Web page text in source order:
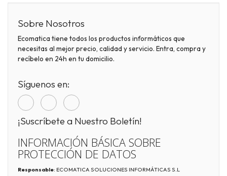
Sobre Nosotros
Ecomatica tiene todos los productos informáticos que
necesitas al mejor precio, calidad y servicio. Entra, compra y
recíbelo en 24h en tu domicilio.
Síguenos en:
¡Suscríbete a Nuestro Boletín!
INFORMACIÓN BÁSICA SOBRE
PROTECCIÓN DE DATOS
Responsable: ECOMATICA SOLUCIONES INFORMÁTICAS S.L